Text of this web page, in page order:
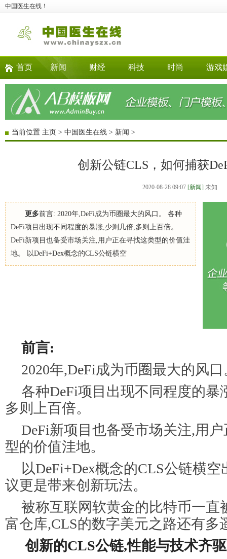
中国医生在线！
首页 新闻 财经 科技 时尚 游戏
当前位置 主页 > 中国医生在线 > 新闻 >
创新公链CLS，如何捕获
2020-08-28 09:07 [新闻] 未知
更多前言: 2020年,DeFi成为币圈最大的风口。 各种
DeFi项目出现不同程度的暴涨,少则几倍,多则上百倍。
DeFi新项目也备受市场关注,用户正在寻找这类型的价值洼
地。 以DeFi+Dex概念的CLS公链横空
前言:
2020年,DeFi成为币圈最大的风口
各种DeFi项目出现不同程度的暴
多则上百倍。
DeFi新项目也备受市场关注,用
型的价值洼地。
以DeFi+Dex概念的CLS公链横空
议更是带来创新玩法。
被称互联网软黄金的比特币一直
富仓库,CLS的数字美元之路还有多
创新的CLS公链,性能与技术齐